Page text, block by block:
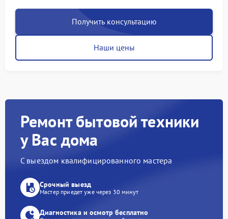
Получить консультацию
Наши цены
Ремонт бытовой техники
у Вас дома
С выездом квалифицированного мастера
Срочный выезд
Мастер приедет уже через 30 минут
Диагностика и осмотр бесплатно